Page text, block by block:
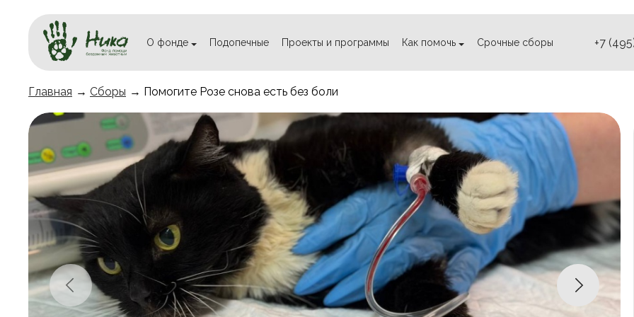
О фонде Подопечные Проекты и программы Как помочь Срочные сборы +7
Главная → Сборы → Помогите Розе снова есть без боли